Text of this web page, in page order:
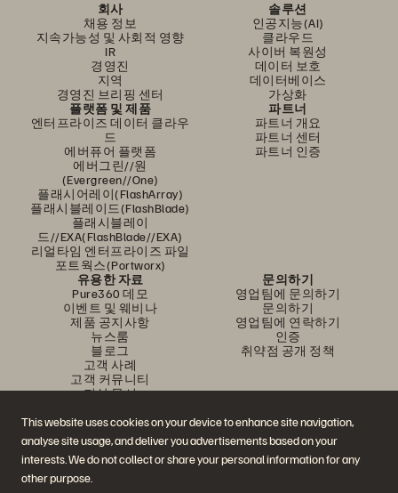
This website uses cookies on your device to enhance site navigation,
analyse site usage, and deliver you advertisements based on your
interests. We do not collect or share your personal information for any
other purpose.
회사
채용 정보
지속가능성 및 사회적 영향
IR
경영진
지역
경영진 브리핑 센터
솔루션
인공지능(AI)
클라우드
사이버 복원성
데이터 보호
데이터베이스
가상화
플랫폼 및 제품
엔터프라이즈 데이터 클라우
드
에버퓨어 플랫폼
에버그린//원
(Evergreen//One)
플래시어레이(FlashArray)
플래시블레이드(FlashBlade)
플래시블레이
드//EXA(FlashBlade//EXA)
리얼타임 엔터프라이즈 파일
포트웍스(Portworx)
파트너
파트너 개요
파트너 센터
파트너 인증
유용한 자료
Pure360 데모
이벤트 및 웨비나
제품 공지사항
뉴스룸
블로그
고객 사례
고객 커뮤니티
지식 문서
문의하기
영업팀에 문의하기
문의하기
영업팀에 연락하기
인증
취약점 공개 정책
문의하기
에버퓨어(Everpure) 공식 소셜미디어 팔로우하기